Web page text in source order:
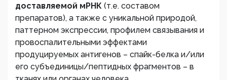
доставляемой мРНК (т.е. составом
препаратов), а также с уникальной природой,
паттерном экспрессии, профилем связывания и
провоспалительными эффектами
продуцируемых антигенов – спайк-белка и/или
его субъединицы/пептидных фрагментов – в